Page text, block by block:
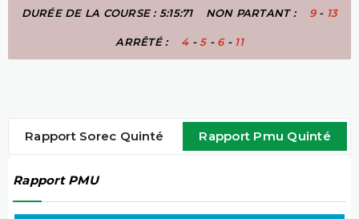
DURÉE DE LA COURSE : 5:15:71 NON PARTANT : 9- 13
ARRÊTÉ : 4-5- 6- 11
Rapport Sorec Quinté Rapport Pmu Quinté
Rapport PMU